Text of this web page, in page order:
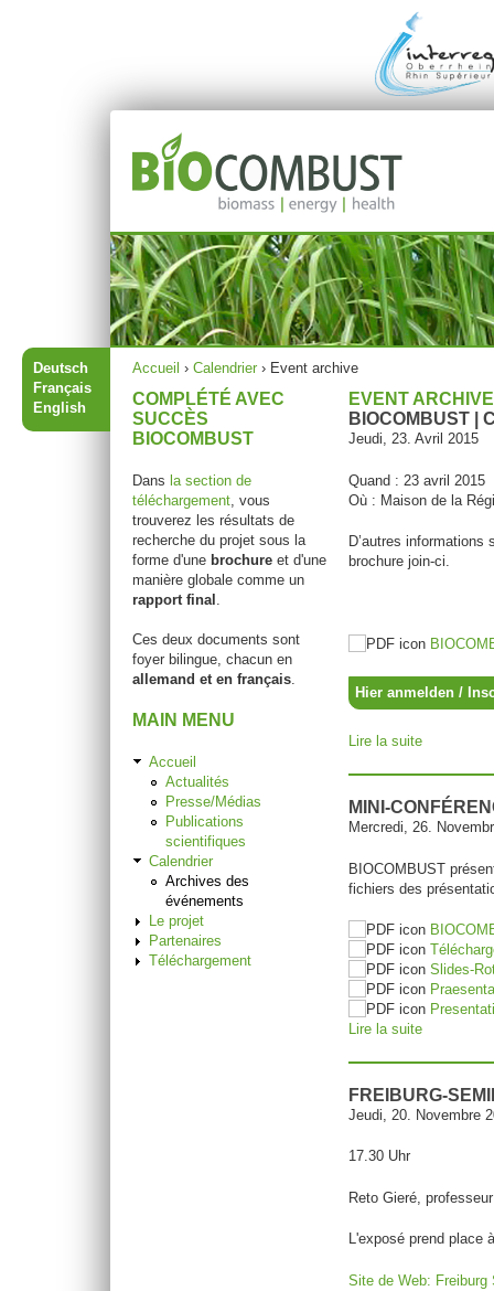
Vous êtes ici
Accueil › Calendrier › Event archive
EVENT ARCHIVE
BIOCOMBUST |
Jeudi, 23. Avril 2015
Quand : 23 avril 2015
Où : Maison de la
D’autres
brochure join-ci.
Hier anmelden /
Lire la suite
MINI-
Mercredi, 26.
BIOCOMBUST
fichiers des
Slides-
Lire la suite
FREIBURG-
Jeudi, 20. Novembre
17.30 Uhr
Reto Gieré,
L'exposé prend place
Site de Web: Freiburg
COMPLÉTÉ AVEC
SUCCÈS
BIOCOMBUST
Dans la section de
téléchargement , vous
trouverez les résultats de
recherche du projet sous la
forme d'une brochure et d'une
manière globale comme un
rapport final
Ces deux documents sont
foyer bilingue, chacun en
allemand et en français
MAIN MENU
Accueil
Actualités
Presse/Médias
Publications
scientifiques
Calendrier
Archives des
événements
Le projet
Partenaires
Téléchargement
Deutsch
Français
English